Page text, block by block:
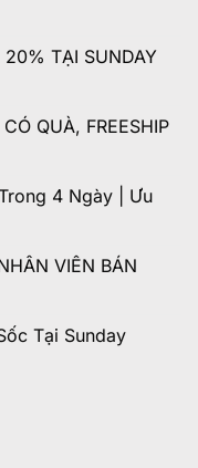
20% TẠI SUNDAY
QUÀ, FREESHIP
4 Ngày | Ưu
VIÊN BÁN
Tại Sunday